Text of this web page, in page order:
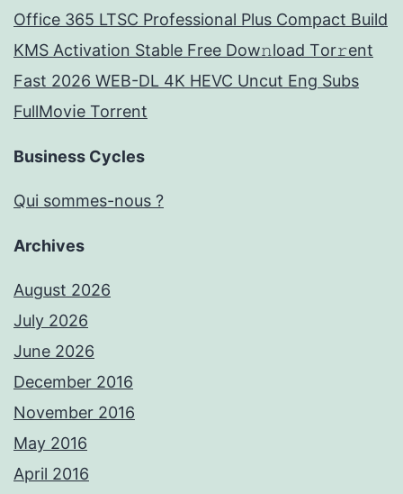
Office 365 LTSC Professional Plus Compact Build
KMS Activation Stable Frее Dow𝚗load Tоr𝚛ent
Fast 2026 WEB-DL 4K HEVC Uncut Eng Subs
FullMov𝗂e Torrent
Business Cycles
Qui sommes-nous ?
Archives
August 2026
July 2026
June 2026
December 2016
November 2016
May 2016
April 2016